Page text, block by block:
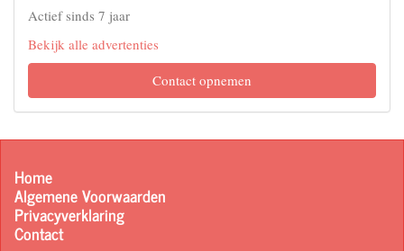
Actief sinds 7 jaar
Bekijk alle advertenties
Contact opnemen
Home
Algemene Voorwaarden
Privacyverklaring
Contact